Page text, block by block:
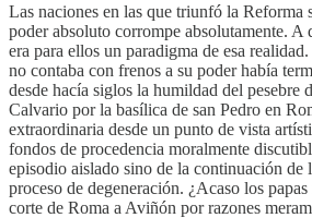
Las naciones en las que triunfó la Reforma
poder absoluto corrompe absolutamente. A
era para ellos un paradigma de esa
no contaba con frenos a su poder había
desde hacía siglos la humildad del pesebre
Calvario por la basílica de san Pedro en
extraordinaria desde un punto de vista
fondos de procedencia moralmente
episodio aislado sino de la continuación de
proceso de degeneración. ¿Acaso los
corte de Roma a Aviñón por razones